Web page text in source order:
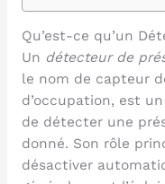
Qu’est-ce qu’un
Un détecteur de
le nom de capteur
d’occupation, est
de détecter une
donné. Son rôle
désactiver